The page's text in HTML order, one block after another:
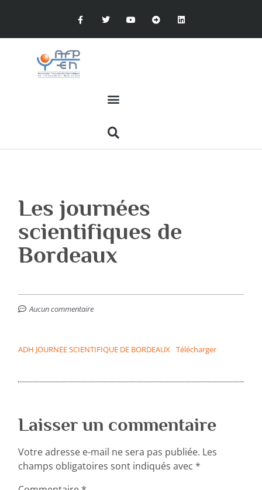
Les journées
scientifiques de
Bordeaux
Aucun commentaire
ADH JOURNEE SCIENTIFIQUE DE BORDEAUX Télécharger
Laisser un commentaire
Votre adresse e-mail ne sera pas publiée. Les
champs obligatoires sont indiqués avec*